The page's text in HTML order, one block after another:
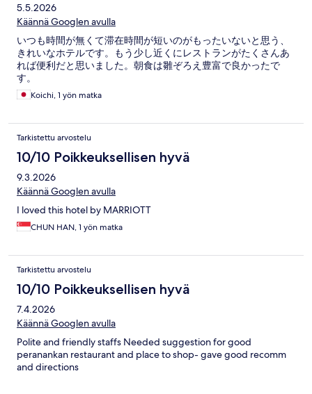
5.5.2026
Käännä Googlen avulla
いつも時間が無くて滞在時間が短いのがもったいないと思う、
きれいなホテルです。もう少し近くにレストランがたくさんあ
れば便利だと思いました。朝食は雛ぞろえ豊富で良かったで
す。
Koichi, 1 yön matka
Tarkistettu arvostelu
10/10 Poikkeuksellisen hyvä
9.3.2026
Käännä Googlen avulla
I loved this hotel by MARRIOTT
CHUN HAN, 1 yön matka
Tarkistettu arvostelu
10/10 Poikkeuksellisen hyvä
7.4.2026
Käännä Googlen avulla
Polite and friendly staffs Needed suggestion for good
peranankan restaurant and place to shop- gave good recomm
and directions